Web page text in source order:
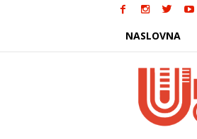
NASLOVNA